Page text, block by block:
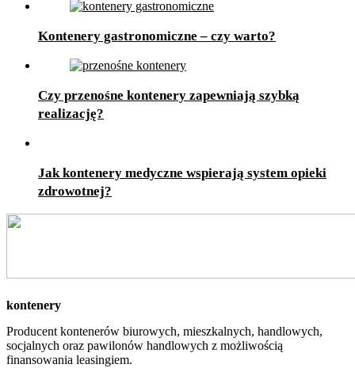
Kontenery gastronomiczne – czy warto?
Czy przenośne kontenery zapewniają szybką
realizację?
Jak kontenery medyczne wspierają system opieki
zdrowotnej?
kontenery
Producent kontenerów biurowych, mieszkalnych, handlowych,
socjalnych oraz pawilonów handlowych z możliwością
finansowania leasingiem.